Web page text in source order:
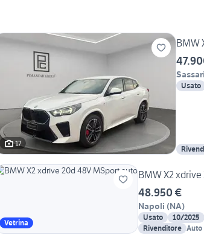
17
BMW
Sassari
Usato
Vetrina
BMW X2
48.950 €
Napoli (NA)
Usato 10/2025
Rivenditore Auto